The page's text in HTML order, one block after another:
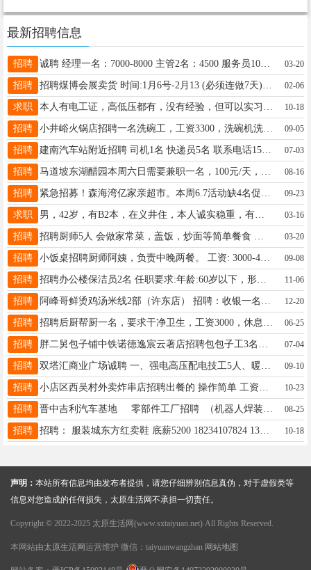
最新招聘信息
招聘 诚聘 经理一名：7000-8000 主管2名：4500 服务员10名：3800 吧员2名：3800-4200 洗杯子1名：3500 保洁一名：3500 以上人员一经录用享包吃包住，每月有带薪休假，准时发工资。 ☎15135105940（王女士） 地址：龙城北街长治路口 03-20
招聘 02-06
求职 10-18
招聘 小井峪火锅店招聘一名洗碗工，工资3300，洗碗机洗，月休三天，包食宿。 每月15日发放工资。电话13754898232 09-05
招聘 建南汽车站附近招聘 司机1名 快递员5名 联系电话15536500839 07-03
招聘 08-16
招聘 09-23
求职 男，42岁，有B2本，在义井住，本人诚实稳重，有须要用人的老板来个电话，跑长途短途都行，13653666376 03-16
招聘 03-20
招聘 小饭桌招聘厨师阿姨，负责中晚两餐。 工资: 3000-4000元 地点:万柏林 大井峪中铁诺德逸宸云著一期 联系电话:15935110516 09-08
招聘 招聘办公楼保洁员2名 任职要求:年龄:60岁以下，形象好，身体健康，吃苦耐劳，服从安排 工作时间:7:30-11: 30 14: 00-17:30 薪资待遇:2150元/月，月休4天 工作地址:迎泽桥西附近 联系电话：15034039379 11-06
招聘 12-20
招聘 06-25
招聘 07-04
招聘 09-10
招聘 10-23
招聘 08-25
招聘 招聘： 服装城东方红卖鞋 底薪5200 18234107824 13613469067 10-18
声明： 本站所有信息均由发布者提供，请您仔细辨别信息真伪，对于虚假类等
信息对您造成的任何损失，太原生活网不承担一切责任。
Copyright © 2022-2025 太原生活网(www.sxtaiyuan.net) All Rights Reserved.
本网站由太原生活网 运营维护 微信：taiyuanwangzhan 网站地图